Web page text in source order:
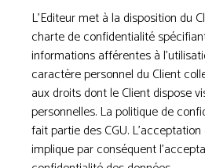
L’Editeur met à la disposition du
charte de confidentialité
informations afférentes à
caractère personnel du Client
aux droits dont le Client dispose
personnelles. La politique de
fait partie des CGU.
implique par conséquent